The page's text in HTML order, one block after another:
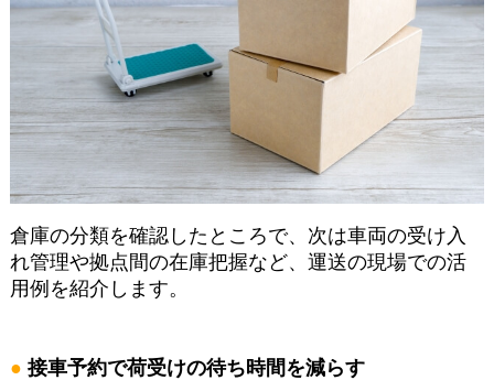
倉庫の分類を確認したところで、次は車両の受け入
れ管理や拠点間の在庫把握など、運送の現場での活
用例を紹介します。
接車予約で荷受けの待ち時間を減らす